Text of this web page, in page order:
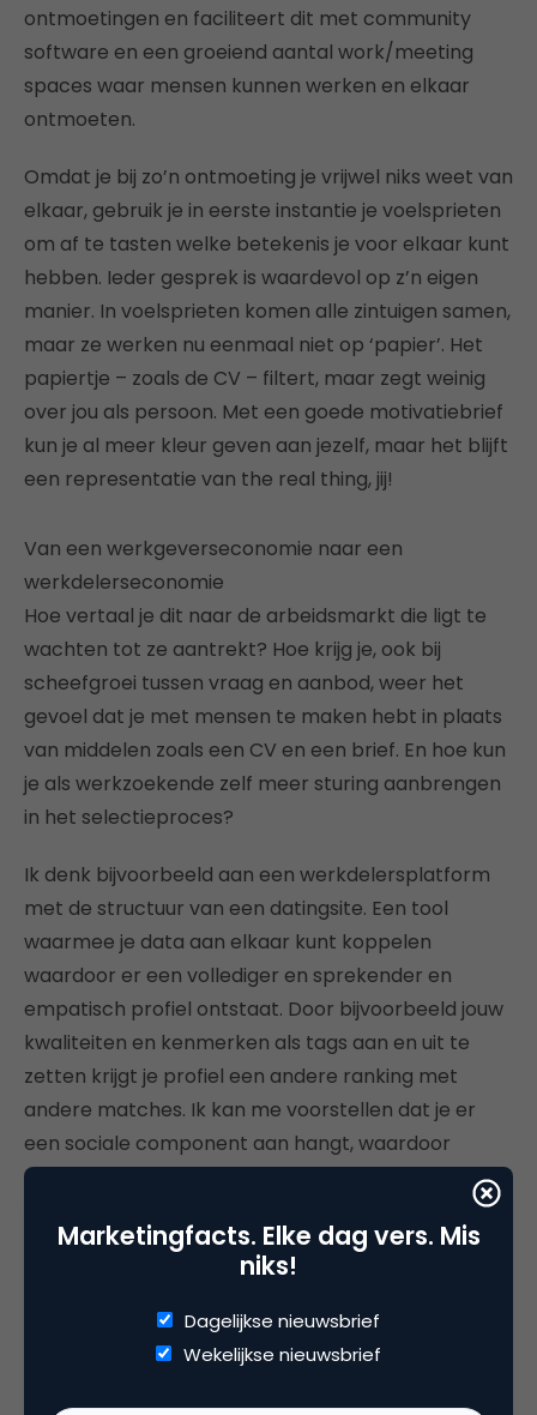
ontmoetingen en faciliteert dit met community
software en een groeiend aantal work/meeting
spaces waar mensen kunnen werken en elkaar
ontmoeten.
Omdat je bij zo’n ontmoeting je vrijwel niks weet van
elkaar, gebruik je in eerste instantie je voelsprieten
om af te tasten welke betekenis je voor elkaar kunt
hebben. Ieder gesprek is waardevol op z’n eigen
manier. In voelsprieten komen alle zintuigen samen,
maar ze werken nu eenmaal niet op ‘papier’. Het
papiertje – zoals de CV – filtert, maar zegt weinig
over jou als persoon. Met een goede motivatiebrief
kun je al meer kleur geven aan jezelf, maar het blijft
een representatie van the real thing, jij!
Van een werkgeverseconomie naar een
werkdelerseconomie
Hoe vertaal je dit naar de arbeidsmarkt die ligt te
wachten tot ze aantrekt? Hoe krijg je, ook bij
scheefgroei tussen vraag en aanbod, weer het
gevoel dat je met mensen te maken hebt in plaats
van middelen zoals een CV en een brief. En hoe kun
je als werkzoekende zelf meer sturing aanbrengen
in het selectieproces?
Ik denk bijvoorbeeld aan een werkdelersplatform
met de structuur van een datingsite. Een tool
waarmee je data aan elkaar kunt koppelen
waardoor er een vollediger en sprekender en
empatisch profiel ontstaat. Door bijvoorbeeld jouw
kwaliteiten en kenmerken als tags aan en uit te
zetten krijgt je profiel een andere ranking met
andere matches. Ik kan me voorstellen dat je er
een sociale component aan hangt, waardoor
gegadigden voor een baan met elkaar in gesprek
gaan in plaats van elkaar beconcurreren. Of je legt
eerst een arbeidsvraag neer waar mensen
suggesties en ideeën voor kunnen geven om een
vacature gerichter uit te kunnen schrijven.
Hoe het er allemaal uit kan zien, weet ik niet. Maar ik
denk wel dat de tijd rijp is om met z’n allen,
Marketingfacts. Elke dag vers. Mis
niks!
Dagelijkse nieuwsbrief
Wekelijkse nieuwsbrief